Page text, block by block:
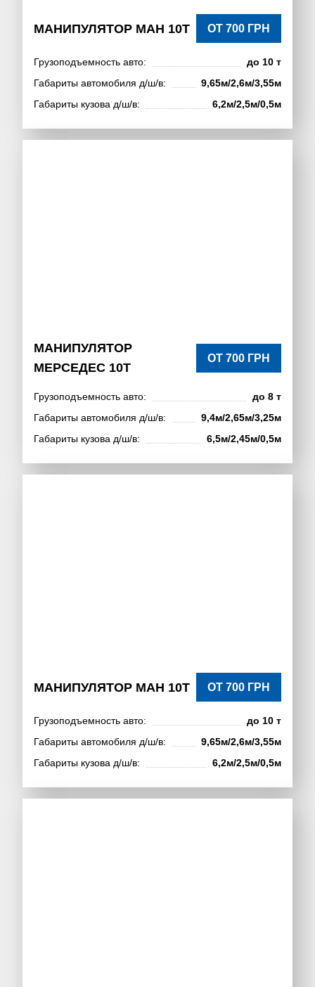
МАНИПУЛЯТОР МАН 10Т ОТ 700 ГРН
Грузоподъемность авто:
до 10 т
Габариты автомобиля д/ш/в:
9,65м/2,6м/3,55м
Габариты кузова д/ш/в:
6,2м/2,5м/0,5м
МАНИПУЛЯТОР
МЕРСЕДЕС 10Т
ОТ 700 ГРН
Грузоподъемность авто:
до 8 т
Габариты автомобиля д/ш/в:
9,4м/2,65м/3,25м
Габариты кузова д/ш/в:
6,5м/2,45м/0,5м
МАНИПУЛЯТОР МАН 10Т ОТ 700 ГРН
Грузоподъемность авто:
до 10 т
Габариты автомобиля д/ш/в:
9,65м/2,6м/3,55м
Габариты кузова д/ш/в:
6,2м/2,5м/0,5м